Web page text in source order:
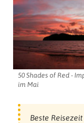
50 Shades of Red -
im Mai
Beste